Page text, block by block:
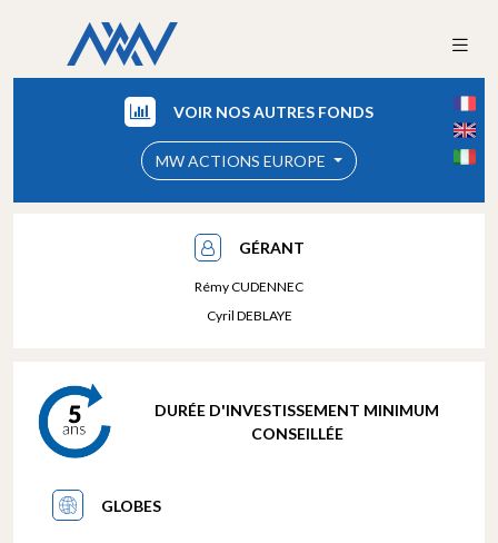
VOIR NOS AUTRES FONDS
MW ACTIONS EUROPE
GÉRANT
Rémy CUDENNEC
Cyril DEBLAYE
DURÉE D'INVESTISSEMENT MINIMUM
CONSEILLÉE
GLOBES